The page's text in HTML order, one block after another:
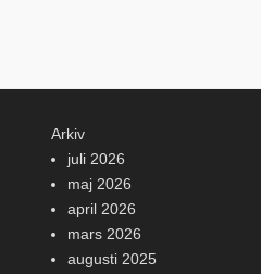
Arkiv
juli 2026
maj 2026
april 2026
mars 2026
augusti 2025